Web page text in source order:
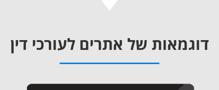
דוגמאות של אתרים לעורכי דין